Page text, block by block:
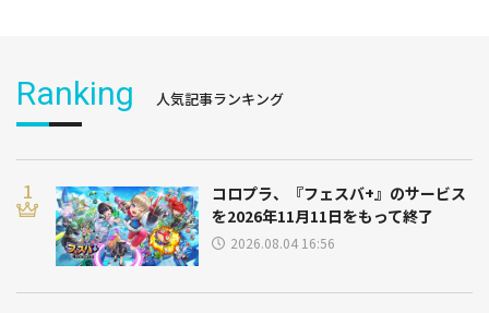
Ranking 人気記事ランキング
コロプラ、『フェスバ+』のサービス
を2026年11月11日をもって終了
2026.08.04 16:56